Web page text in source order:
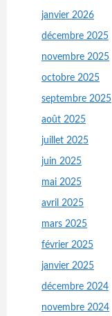
janvier 2026
décembre 2025
novembre 2025
octobre 2025
septembre 2025
août 2025
juillet 2025
juin 2025
mai 2025
avril 2025
mars 2025
février 2025
janvier 2025
décembre 2024
novembre 2024